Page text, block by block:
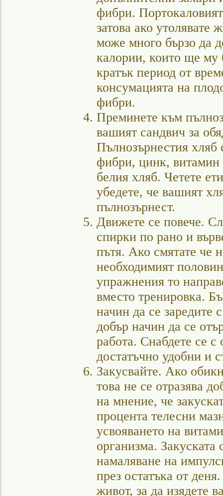
фибри.
затова ако утолявате
може много бързо да
калории, които ще му
кратък период от
консумацията на
фибри.
Преминете към
вашият сандвич за
Пълнозърнестия хляб
фибри, цинк, витамин
белия хляб. Четете
убедете, че вашият
пълнозърнест.
Движете се повече.
спирки по рано и
пътя. Ако смятате че
необходимият
упражнения то
вместо тренировка.
начин да се заредите
добър начин да се
работа. Снабдете се
достатъчно удобни и
Закусвайте. Ако
това не се отразява
на мнение, че
процента телесни
усвояването на
организма. Закуската
намаляване на
през остатъка от
живот, за да изядете